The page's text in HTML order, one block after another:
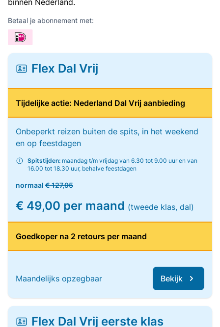
binnen Nederland.
Betaal je abonnement met:
Flex Dal Vrij
Tijdelijke actie: Nederland Dal Vrij aanbieding
Onbeperkt reizen buiten de spits, in het weekend
en op feestdagen
Spitstijden: maandag t/m vrijdag van 6.30 tot 9.00 uur en van
16.00 tot 18.30 uur, behalve feestdagen
normaal € 127,95
€ 49,00 per maand (tweede klas, dal)
Goedkoper na 2 retours per maand
Maandelijks opzegbaar Bekijk
Flex Dal Vrij eerste klas